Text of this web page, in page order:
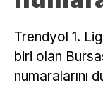
Trendyol 1.
biri olan
numaralarını